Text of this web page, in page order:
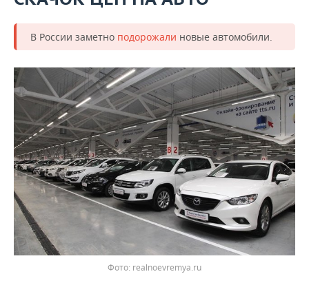
В России заметно подорожали новые автомобили.
Фото: realnoevremya.ru